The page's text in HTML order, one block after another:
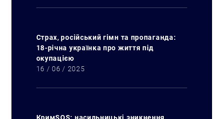
Искать:
Страх, російський гімн та пропаганда:
18-річна українка про життя під
окупацією
16 / 06 / 2025